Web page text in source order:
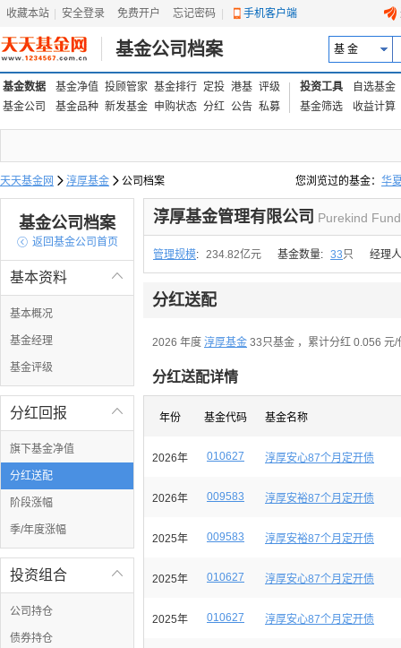
收藏本站 安全登录 免费开户 忘记密码 手机客户端
基金公司档案 基 金
基金数据 基金净值 投顾管家 基金排行 定投 港基 评级
基金公司
基金品种 新发基金 申购状态 分红 公告 私募
投资工具
自选基金
基金筛选
收益计算
天天基金网  淳厚基金  公司档案 您浏览过的基金： 华
易方达上证中盘ETF联
基金公司档案
 返回基金公司首页

基本资料
基本概况
基金经理
基金评级

分红回报
旗下基金净值
分红送配
阶段涨幅
季/年度涨幅

投资组合
公司持仓
债券持仓
淳厚基金管理有限公司 Purekind
管理规模: 234.82亿元 基金数量: 33只 经理
分红送配
2026 年度 淳厚基金 33只基金 ，累计分红 0.056 元/
分红送配详情
年份 基金代码 基金名称
2026年 010627 淳厚安心87个月定开债
2026年 009583 淳厚安裕87个月定开债
2025年 009583 淳厚安裕87个月定开债
2025年 010627 淳厚安心87个月定开债
2025年 010627 淳厚安心87个月定开债